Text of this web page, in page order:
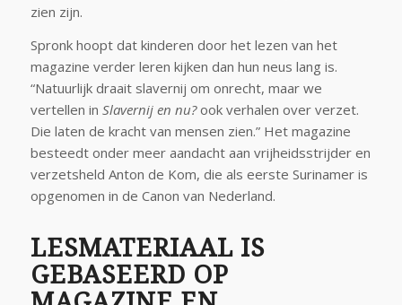
zien zijn.
Spronk hoopt dat kinderen door het lezen van het
magazine verder leren kijken dan hun neus lang is.
“Natuurlijk draait slavernij om onrecht, maar we
vertellen in Slavernij en nu?ook verhalen over verzet.
Die laten de kracht van mensen zien.” Het magazine
besteedt onder meer aandacht aan vrijheidsstrijder en
verzetsheld Anton de Kom, die als eerste Surinamer is
opgenomen in de Canon van Nederland.
LESMATERIAAL IS
GEBASEERD OP